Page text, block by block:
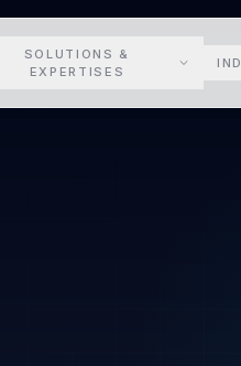
SOLUTIONS &
EXPERTISES